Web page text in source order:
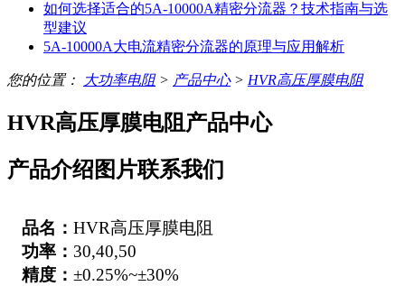
如何选择适合的5A-10000A精密分流器？技术指南与选
型建议
5A-10000A大电流精密分流器的原理与应用解析
您的位置： 大功率电阻> 产品中心> HVR高压厚膜电阻
HVR高压厚膜电阻产品中心
产品介绍图片联系我们
品名： HVR高压厚膜电阻
功率： 30,40,50
精度： ±0.25%~±30%